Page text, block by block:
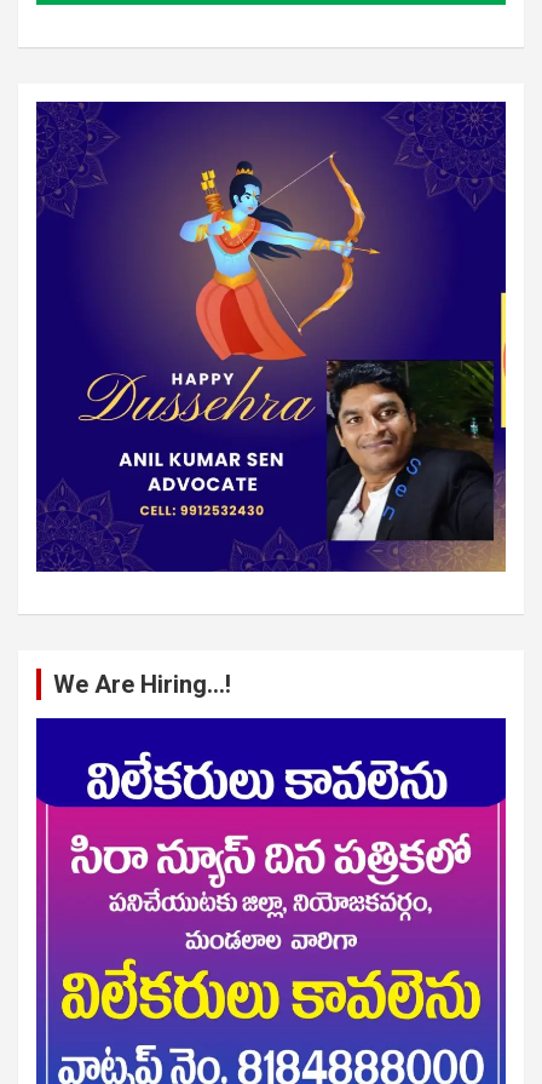
We Are Hiring…!